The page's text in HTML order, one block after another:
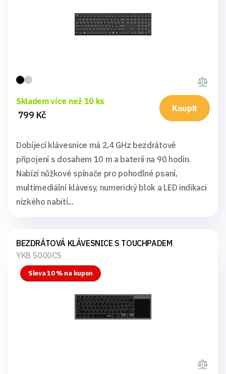
Skladem více než 10 ks
799 Kč
Koupit
Dobíjecí klávesnice má 2,4 GHz bezdrátové
připojení s dosahem 10 m a baterii na 90 hodin.
Nabízí nůžkové spínače pro pohodlné psaní,
multimediální klávesy, numerický blok a LED indikaci
nízkého nabití...
BEZDRÁTOVÁ KLÁVESNICE S TOUCHPADEM
YKB 5000CS
Sleva 10 % na kupon